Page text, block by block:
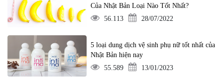
Của Nhật Bản Loại Nào Tốt Nhất?
56.113
28/07/2022
5 loại dung dịch vệ sinh phụ nữ tốt nhất của
Nhật Bản hiện nay
55.589
13/01/2023